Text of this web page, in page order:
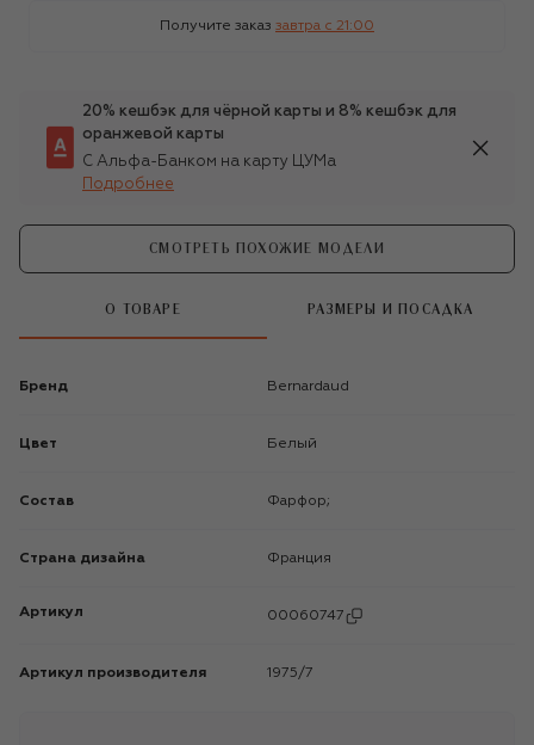
Получите заказ завтра c 21:00
20% кешбэк для чёрной карты и 8% кешбэк для
оранжевой карты
С Альфа-Банком на карту ЦУМа
Подробнее
СМОТРЕТЬ ПОХОЖИЕ МОДЕЛИ
О ТОВАРЕ РАЗМЕРЫ И ПОСАДКА
Бренд Bernardaud
Цвет Белый
Состав Фарфор;
Страна дизайна Франция
Артикул 00060747
Артикул производителя 1975/7